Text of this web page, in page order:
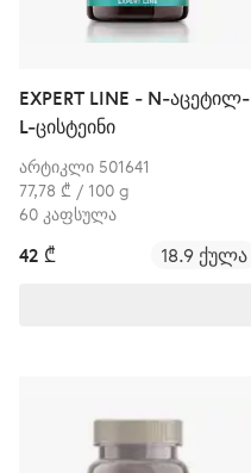
EXPERT LINE - N-აცეტილ-
L-ცისტეინი
არტიკლი 501641
77,78 ₾ / 100 g
60 კაფსულა
42 ₾ 18.9 ქულა